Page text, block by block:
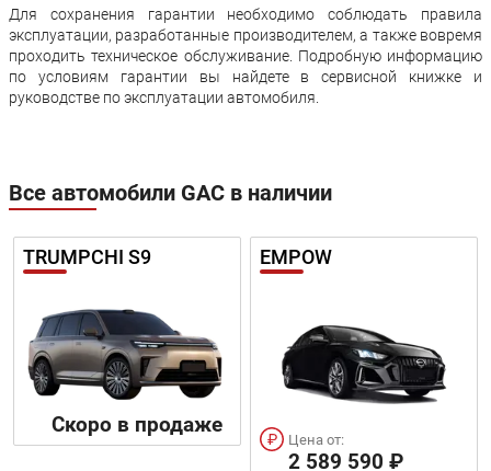
Для сохранения гарантии необходимо соблюдать правила
эксплуатации, разработанные производителем, а также вовремя
проходить техническое обслуживание. Подробную информацию
по условиям гарантии вы найдете в сервисной книжке и
руководстве по эксплуатации автомобиля.
Все автомобили GAC в наличии
TRUMPCHI S9
Скоро в продаже
EMPOW
Цена от:
2 589 590 ₽